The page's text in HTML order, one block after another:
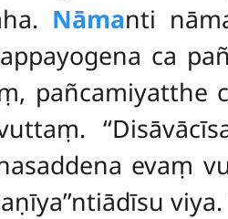
Nāmanti
ca
pañcamiyatthe
evaṃ